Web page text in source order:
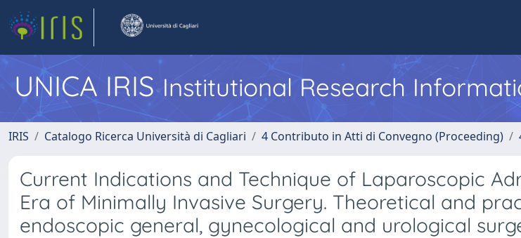
UNICA IRISInstitutional Research
IRIS Catalogo Ricerca Università di Cagliari 4 Contributo in Atti di Convegno (Proceeding)
Current Indications and Technique of Laparoscopic
Era of Minimally Invasive Surgery. Theoretical and
endoscopic general, gynecological and urological